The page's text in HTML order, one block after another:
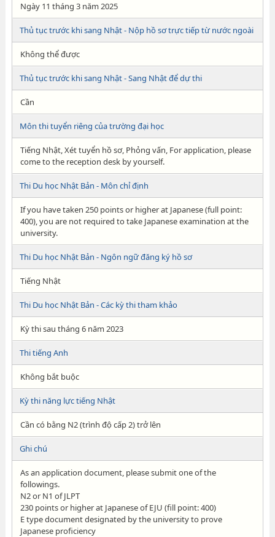
Ngày 11 tháng 3 năm 2025
Thủ tục trước khi sang Nhật - Nộp hồ sơ trực tiếp từ nước ngoài
Không thể được
Thủ tục trước khi sang Nhật - Sang Nhật để dự thi
Cần
Môn thi tuyển riêng của trường đại học
Tiếng Nhật, Xét tuyển hồ sơ, Phỏng vấn, For application, please
come to the reception desk by yourself.
Thi Du học Nhật Bản - Môn chỉ định
If you have taken 250 points or higher at Japanese (full point:
400), you are not required to take Japanese examination at the
university.
Thi Du học Nhật Bản - Ngôn ngữ đăng ký hồ sơ
Tiếng Nhật
Thi Du học Nhật Bản - Các kỳ thi tham khảo
Kỳ thi sau tháng 6 năm 2023
Thi tiếng Anh
Không bắt buộc
Kỳ thi năng lực tiếng Nhật
Cần có bằng N2 (trình độ cấp 2) trở lên
Ghi chú
As an application document, please submit one of the
followings.
N2 or N1 of JLPT
230 points or higher at Japanese of EJU (fill point: 400)
E type document designated by the university to prove
Japanese proficiency